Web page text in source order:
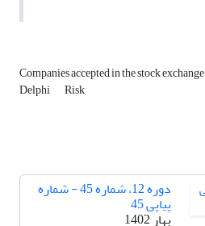
Companies accepted in the stock exchange
Delphi Risk
دوره 12، شماره 45 - شماره
پیاپی 45
بهار 1402